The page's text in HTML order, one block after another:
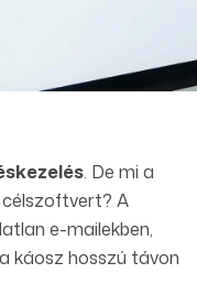
. De mi a
célszoftvert? A
e-mailekben,
káosz hosszú távon